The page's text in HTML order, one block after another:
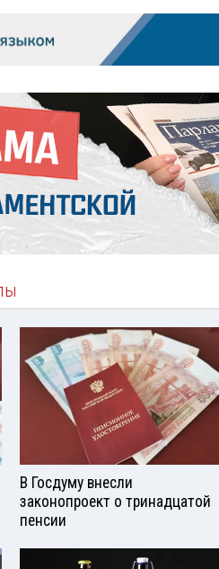
В Госдуму внесли
законопроект о тринадцатой
пенсии